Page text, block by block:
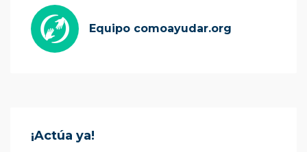
Equipo comoayudar.org
¡Actúa ya!